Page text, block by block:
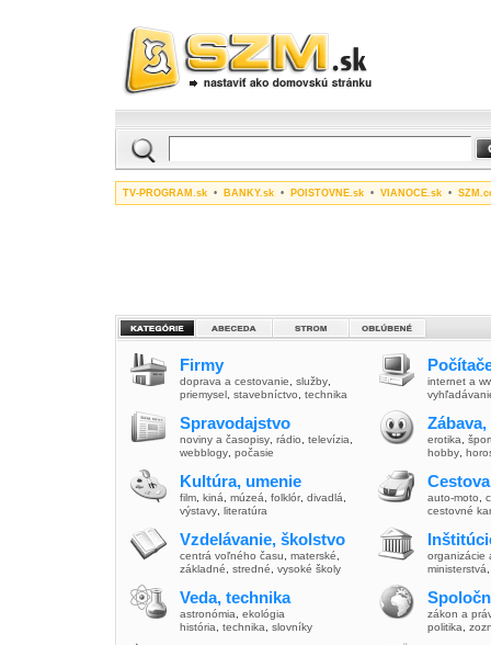
TV-PROGRAM.sk • BANKY.sk • POISTOVNE.sk • VIANOCE.sk •
Firmy
doprava a cestovanie služby
priemysel stavebníctvo technika
Spravodajstvo
noviny a časopisy rádio televízia
webblogy počasie
Kultúra, umenie
film kiná múzeá folklór, divadlá
výstavy literatúra
Vzdelávanie, školstvo
centrá voľného času materské
základné
stredné vysoké školy
Veda, technika
astronómia
ekológia
história
technika slovníky
internet a
erotika
hobby
auto-moto
cestovné
organizácie
ministerstvá
zákon a
politika